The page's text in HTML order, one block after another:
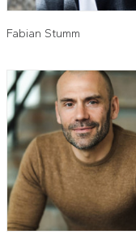
Fabian Stumm